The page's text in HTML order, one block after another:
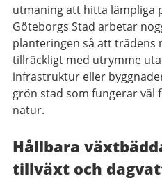
utmaning att hitta lämpliga
Göteborgs Stad arbetar
planteringen så att trädens
tillräckligt med utrymme
infrastruktur eller
grön stad som fungerar väl
natur.
Hållbara
tillväxt och